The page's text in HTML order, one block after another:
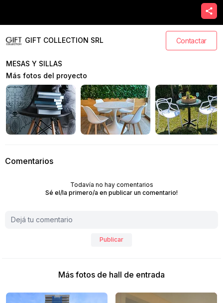
GIFT COLLECTION SRL Contactar
MESAS Y SILLAS
Más fotos del proyecto
Comentarios
Todavía no hay comentarios
Sé el/la primero/a en publicar un comentario!
Publicar
Más fotos de hall de entrada